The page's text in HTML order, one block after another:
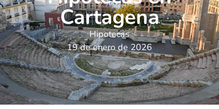
Cartagena
Hipotecas
19 de enero de 2026